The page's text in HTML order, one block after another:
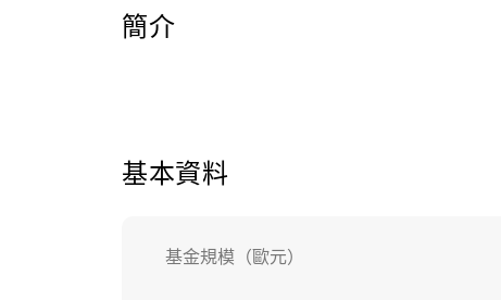
簡介
基本資料
基金規模（歐元）